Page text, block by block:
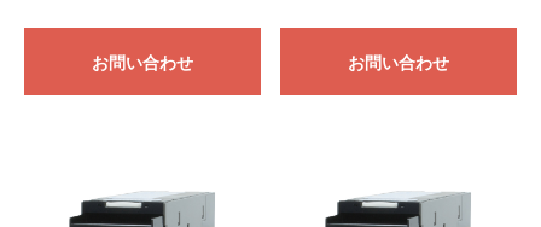
お問い合わせ お問い合わせ